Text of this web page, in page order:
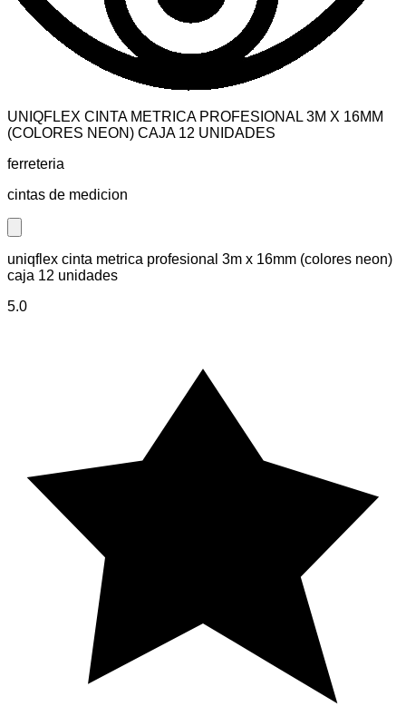
UNIQFLEX CINTA METRICA PROFESIONAL 3M X 16MM
(COLORES NEON) CAJA 12 UNIDADES
ferreteria
cintas de medicion
Close modal
uniqflex cinta metrica profesional 3m x 16mm (colores neon)
caja 12 unidades
5.0